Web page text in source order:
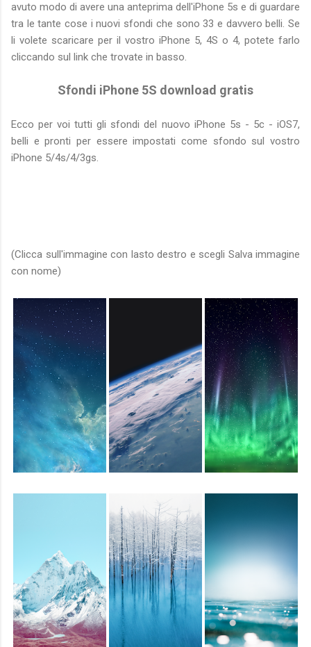
avuto modo di avere una anteprima dell'iPhone 5s e di guardare
tra le tante cose i nuovi sfondi che sono 33 e davvero belli. Se
li volete scaricare per il vostro iPhone 5, 4S o 4, potete farlo
cliccando sul link che trovate in basso.
Sfondi iPhone 5S download gratis
Ecco per voi tutti gli sfondi del nuovo iPhone 5s - 5c - iOS7,
belli e pronti per essere impostati come sfondo sul vostro
iPhone 5/4s/4/3gs.
(Clicca sull'immagine con lasto destro e scegli Salva immagine
con nome)